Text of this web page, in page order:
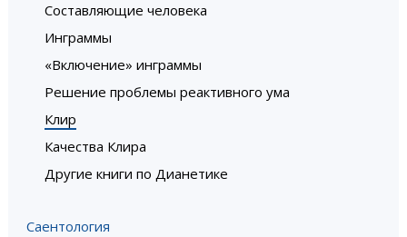
Составляющие человека
Инграммы
«Включение» инграммы
Решение проблемы реактивного ума
Клир
Качества Клира
Другие книги по Дианетике
Саентология